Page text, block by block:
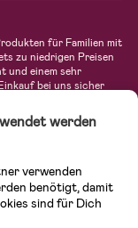
für Familien mit
zu niedrigen Preisen
und einem sehr
bei uns sicher
und eine Menge
Babyprodukte und
wie Britax, Maxi-
Schau Dich um in
Willkommen!
werden
verwenden
benötigt, damit
sind für Dich